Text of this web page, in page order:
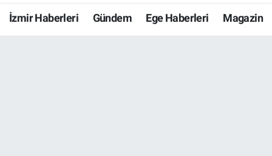
İzmir Haberleri Gündem Ege Haberleri Magazin
Resmi İlanlar